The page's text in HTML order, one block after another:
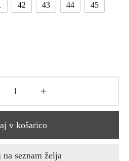
42 43 44 45
v košarico
na seznam želja